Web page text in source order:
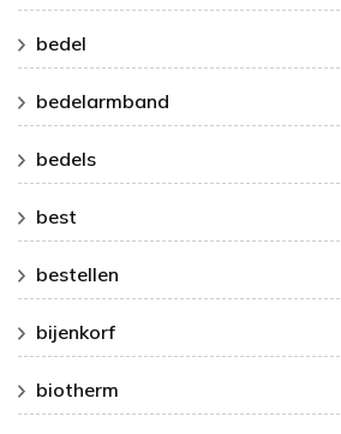
bedel
bedelarmband
bedels
best
bestellen
bijenkorf
biotherm